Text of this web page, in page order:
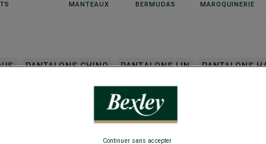
MANTEAUX
BERMUDAS
MAROQUINERIE
PANTALONS CHINO PANTALONS LIN PANTALONS
Continuer sans accepter